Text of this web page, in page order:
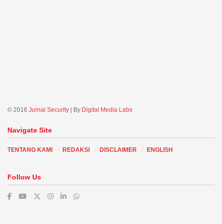
© 2016 Jurnal Security | By Digital Media Labs
Navigate Site
TENTANG KAMI REDAKSI DISCLAIMER ENGLISH
Follow Us